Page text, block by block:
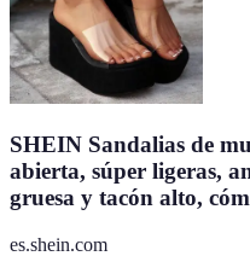
SHEIN Sandalias de
abierta, súper ligeras,
gruesa y tacón alto,
es.shein.com